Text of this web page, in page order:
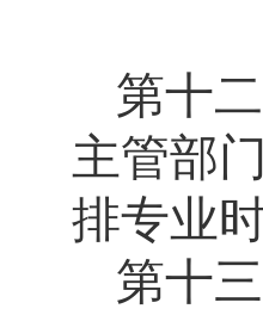
第十
主管部
排专业
第十